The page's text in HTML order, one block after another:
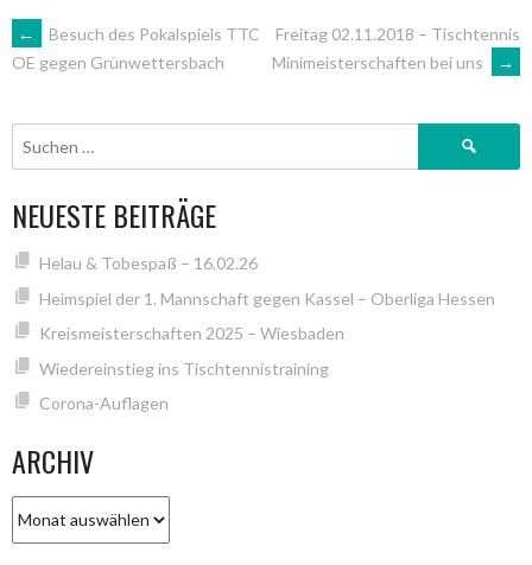
ARTIKEL-
NAVIGATION
←
Besuch des Pokalspiels TTC
OE gegen Grünwettersbach
Freitag 02.11.2018 – Tischtennis
Minimeisterschaften bei uns
→
Suchen
NEUESTE BEITRÄGE
Helau & Tobespaß – 16.02.26
Heimspiel der 1. Mannschaft gegen Kassel – Oberliga Hessen
Kreismeisterschaften 2025 – Wiesbaden
Wiedereinstieg ins Tischtennistraining
Corona-Auflagen
ARCHIV